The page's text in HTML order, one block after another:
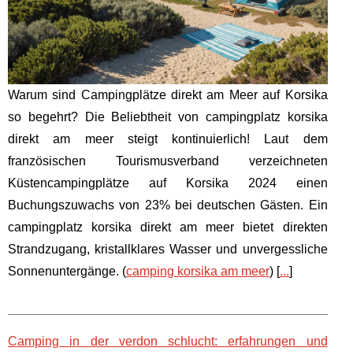
Warum sind Campingplätze direkt am Meer auf Korsika
so begehrt? Die Beliebtheit von campingplatz korsika
direkt am meer steigt kontinuierlich! Laut dem
französischen Tourismusverband verzeichneten
Küstencampingplätze auf Korsika 2024 einen
Buchungszuwachs von 23% bei deutschen Gästen. Ein
campingplatz korsika direkt am meer bietet direkten
Strandzugang, kristallklares Wasser und unvergessliche
Sonnenuntergänge. (camping korsika am meer) [...]
Camping in der verdon schlucht: erfahrungen und